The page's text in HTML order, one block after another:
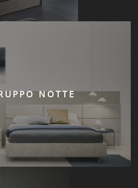
NOTTE